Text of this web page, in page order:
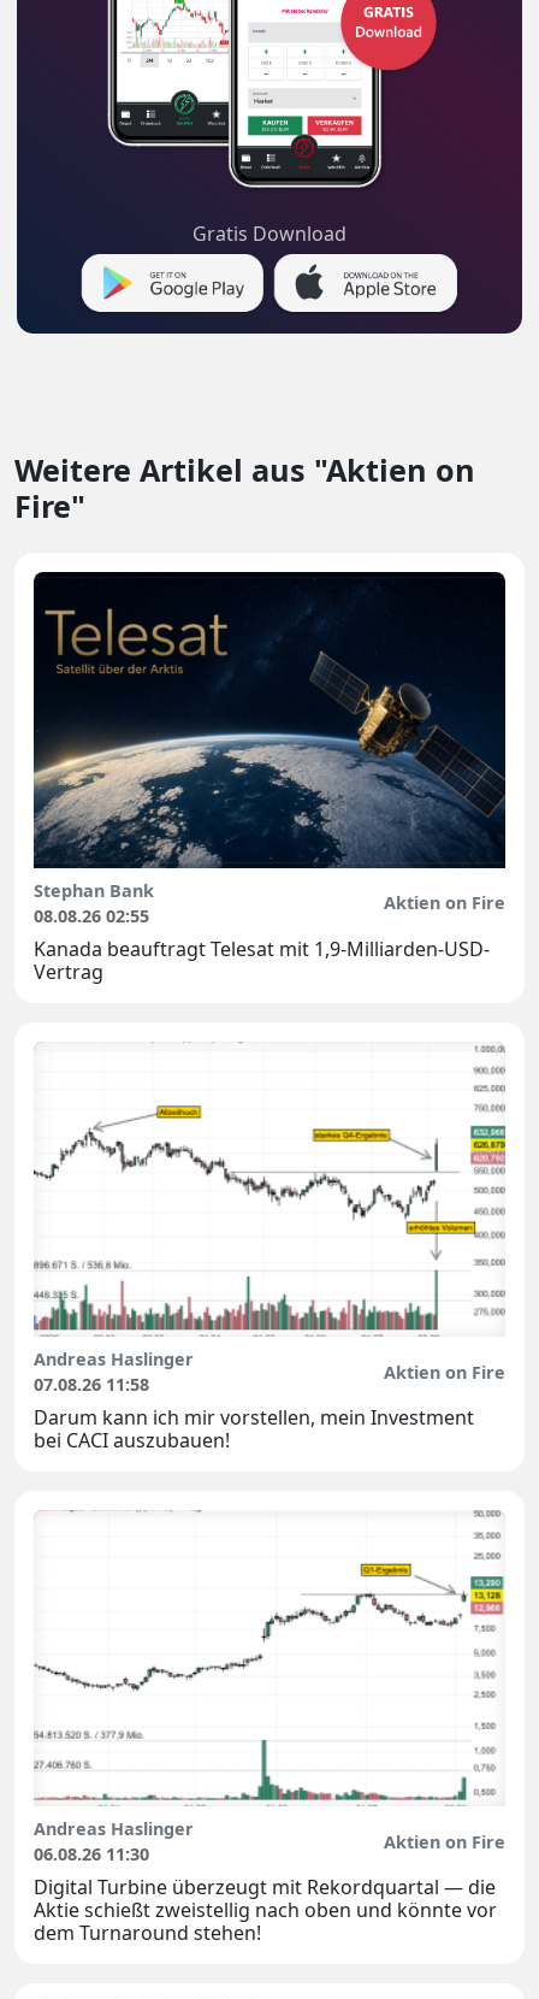
Gratis Download
Weitere Artikel aus "Aktien on
Fire"
Stephan Bank
08.08.26 02:55
Aktien on Fire
Kanada beauftragt Telesat mit 1,9-Milliarden-USD-
Vertrag
Andreas Haslinger
07.08.26 11:58
Aktien on Fire
Darum kann ich mir vorstellen, mein Investment
bei CACI auszubauen!
Andreas Haslinger
06.08.26 11:30
Aktien on Fire
Digital Turbine überzeugt mit Rekordquartal — die
Aktie schießt zweistellig nach oben und könnte vor
dem Turnaround stehen!